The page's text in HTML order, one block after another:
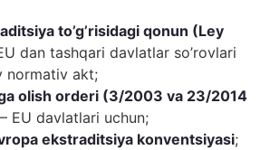
to’g’risidagi qonun (Ley
dan tashqari davlatlar so’rovlari
normativ akt;
olish orderi (3/2003 va 23/2014
EU davlatlari uchun;
ekstraditsiya konventsiyasi;